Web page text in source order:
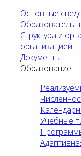
Основные
Структура и
организацией
Документы
Образование
Учебные